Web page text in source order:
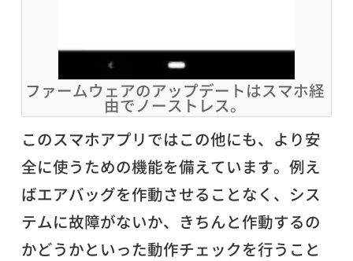
ファームウェアのアップデートはスマホ経
由でノーストレス。
このスマホアプリではこの他にも、より安
全に使うための機能を備えています。例え
ばエアバッグを作動させることなく、シス
テムに故障がないか、きちんと作動するの
かどうかといった動作チェックを行うこと